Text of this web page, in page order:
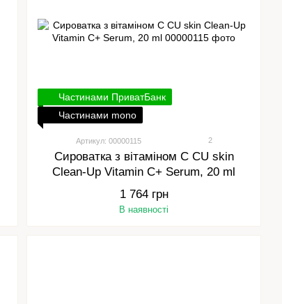
Частинами ПриватБанк
Частинами mono
Артикул: 00000115 2
Сироватка з вітаміном С CU skin
Clean-Up Vitamin C+ Serum, 20 ml
1 764 грн
В наявності